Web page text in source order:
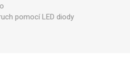
pomocí LED diody